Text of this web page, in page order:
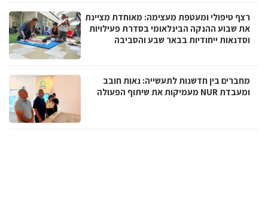
רצף טיפולי ומעטפת מעצימה: מאוחדת מציינת
את שבוע ההנקה הבינלאומי בסדרת פעילויות
וסדנאות ייחודיות בבאר שבע והסביבה
מחברים בין חדשנות לתעשייה: נאות חובב
ומעבדת NUR מעמיקות את שיתוף הפעולה